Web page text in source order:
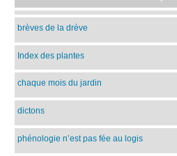
brèves de la drève
Index des plantes
chaque mois du jardin
dictons
phénologie n’est pas fée au logis